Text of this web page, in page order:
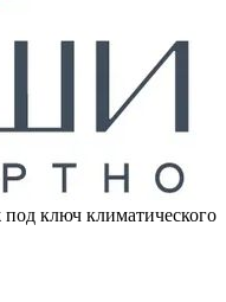
ключ климатического